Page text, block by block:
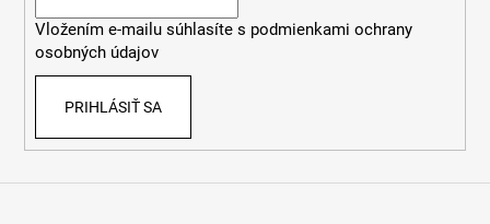
p
v
ý
Vložením e-mailu súhlasíte s podmienkami ochrany
osobných údajov
PRIHLÁSIŤ SA